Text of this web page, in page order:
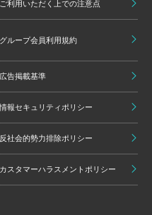
ご利用いただく上での注意点
グループ会員利用規約
広告掲載基準
情報セキュリティポリシー
反社会的勢力排除ポリシー
カスタマーハラスメントポリシー